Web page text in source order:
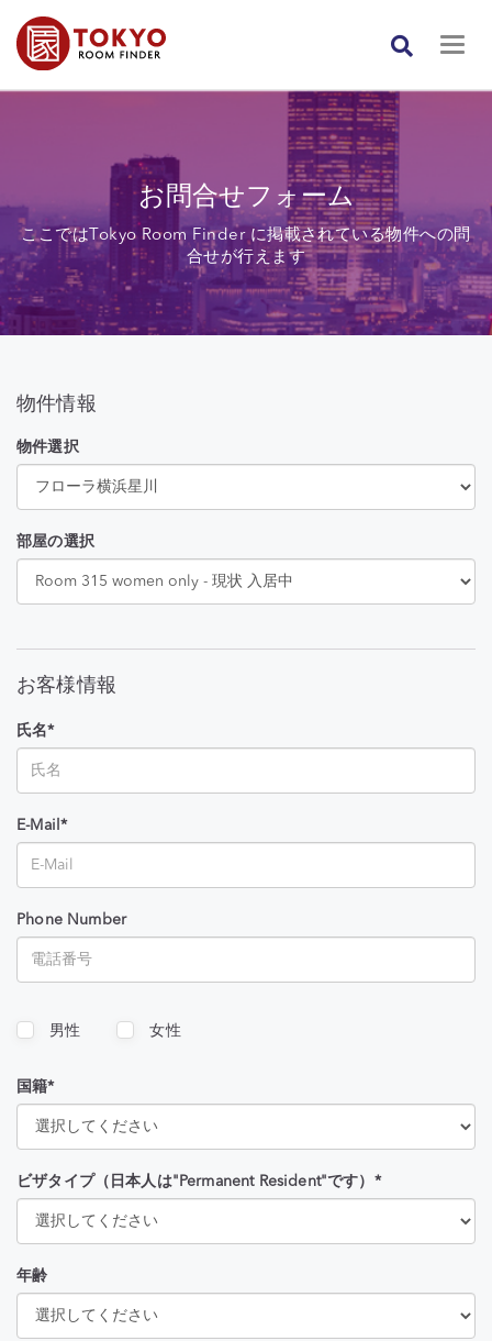
お問合せフォーム
ここではTokyo Room Finder に掲載されている物件への問
合せが行えます
物件情報
物件選択
部屋の選択
お客様情報
氏名*
E-Mail*
Phone Number
男性 女性
国籍*
ビザタイプ（日本人は"Permanent Resident"です）*
年齢